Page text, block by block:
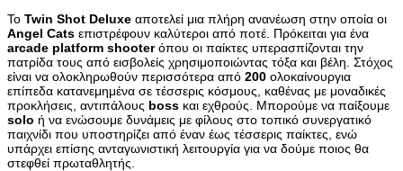
Το Twin Shot Deluxe αποτελεί μια πλήρη ανανέωση στην οποία οι
Angel Cats επιστρέφουν καλύτεροι από ποτέ. Πρόκειται για ένα
arcade platform shooterόπου οι παίκτες υπερασπίζονται την
πατρίδα τους από εισβολείς χρησιμοποιώντας τόξα και βέλη. Στόχος
είναι να ολοκληρωθούν περισσότερα από 200 ολοκαίνουργια
επίπεδα κατανεμημένα σε τέσσερις κόσμους, καθένας με μοναδικές
προκλήσεις, αντιπάλους boss και εχθρούς. Μπορούμε να παίξουμε
solo ή να ενώσουμε δυνάμεις με φίλους στο τοπικό συνεργατικό
παιχνίδι που υποστηρίζει από έναν έως τέσσερις παίκτες, ενώ
υπάρχει επίσης ανταγωνιστική λειτουργία για να δούμε ποιος θα
στεφθεί πρωταθλητής.